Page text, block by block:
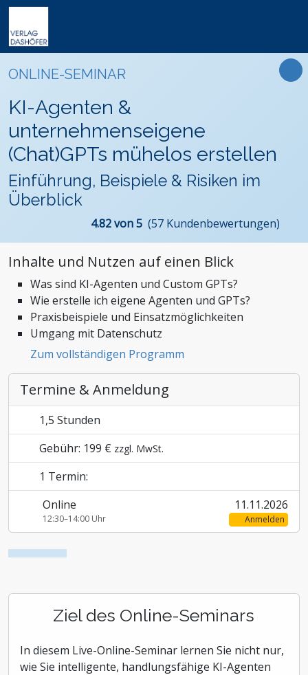
Online-Seminare
VideoCampus
Seminare
Tagungen
Inhouse
Fachbücher
Software
Wissensdatenbanken
Formulare
Arbeitsrecht
Bauwesen und Architektur
Betriebsrat und Arbeitnehmervertretung
Einkauf
Digitalisierung
Immobilien und Grundbesitz
Management und Unternehmensführung
Nachhaltigkeit
Personalmanagement und Entgeltabrechnung
Steuern, Finanzen und Controlling
Stiftungen und Non-Profit Organisationen
Zoll und Außenhandel
Newsletter
FAQ
Der Verlag
Das Team
Kontaktformular
Unsere Profis
Karriere
Online-Weiterbildung
Präsenz-Weiterbildung
Produkte
Themen
Dashöfer
ONLINE-SEMINAR
KI-Agenten &
unternehmenseigene
(Chat)GPTs mühelos erstellen
Einführung, Beispiele & Risiken im
Überblick
4.82 von 5 (57 Kundenbewertungen)
Inhalte und Nutzen auf einen Blick
Was sind KI-Agenten und Custom GPTs?
Wie erstelle ich eigene Agenten und GPTs?
Praxisbeispiele und Einsatzmöglichkeiten
Umgang mit Datenschutz
Zum vollständigen Programm
Termine & Anmeldung
1,5 Stunden
Gebühr: 199 € zzgl. MwSt.
1 Termin:
Online
12:30–14:00 Uhr
11.11.2026
Anmelden
Ziel des Online-Seminars
In diesem Live-Online-Seminar lernen Sie nicht nur,
wie Sie intelligente, handlungsfähige KI-Agenten